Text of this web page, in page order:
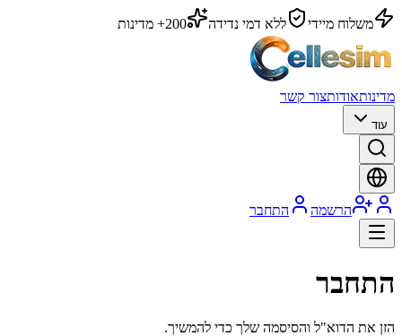
משלוח מיידי ללא דמי נדידה 200+ מדינות
מדינותאודותצור קשר
עוד
הרשמה התחבר
התחבר
הזן את הדוא"ל והסיסמה שלך כדי להמשיך.